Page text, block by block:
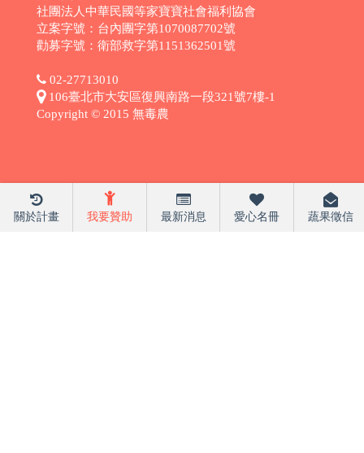
關於計畫 我要贊助 最新消息 愛心名冊 蔬果徵信
社團法人中華民國等家寶寶社會福利協會
立案字號：台內團字第1070087702號
勸募字號：衛部救字第1151362501號
02-27713010
106臺北市大安區復興南路一段321號7樓-1
Copyright © 2015 無毒農